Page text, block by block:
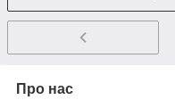
Про нас